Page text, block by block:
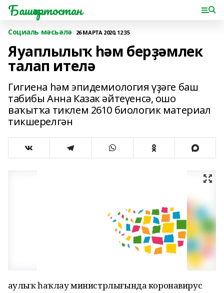
Башҡортостан
Социаль мәсьәлә 26 МАРТА 2020, 12:35
Яуаплылыҡ һәм берҙәмлек
талап ителә
Гигиена һәм эпидемиология үҙәге баш
табибы Анна Казак әйтеүенсә, ошо
ваҡытҡа тиклем 2610 биологик материал
тикшерелгән
Һаулыҡ һаҡлау министрлығында коронавирус